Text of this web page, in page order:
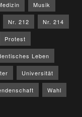
Musik
Nr. 212 Nr. 214
Protest
Leben
Universität
Wahl